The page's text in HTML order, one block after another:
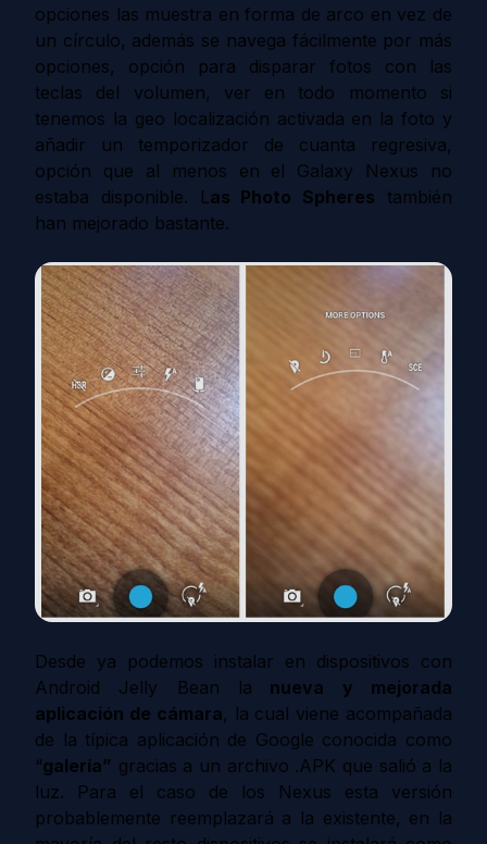
opciones las muestra en forma de arco en vez de
un círculo, además se navega fácilmente por más
opciones, opción para disparar fotos con las
teclas del volumen, ver en todo momento si
tenemos la geo localización activada en la foto y
añadir un temporizador de cuanta regresiva,
opción que al menos en el Galaxy Nexus no
estaba disponible. Las Photo Spheres también
han mejorado bastante.
Desde ya podemos instalar en dispositivos con
Android Jelly Bean la
nueva y mejorada
aplicación de cámara, la cual viene acompañada
de la típica aplicación de Google conocida como
“galería” gracias a un archivo .APK que salió a la
luz. Para el caso de los Nexus esta versión
probablemente reemplazará a la existente, en la